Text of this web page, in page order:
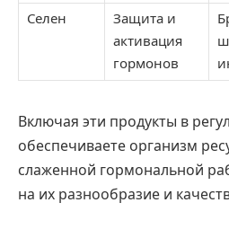
Селен
Защита и
активация
гормонов
Включая эти продукты в
обеспечиваете организм
слаженной гормональной
на их разнообразие и